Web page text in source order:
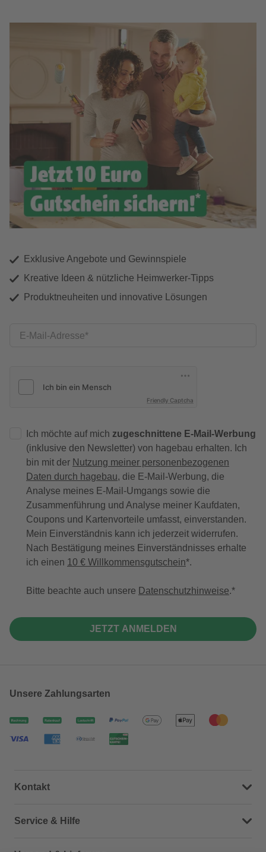
Exklusive Angebote und Gewinnspiele
Kreative Ideen & nützliche Heimwerker-Tipps
Produktneuheiten und innovative Lösungen
E-Mail-Adresse
Friendly Captcha
Ich möchte auf mich zugeschnittene E-Mail-Werbung
(inklusive den Newsletter) von hagebau erhalten. Ich
bin mit der Nutzung meiner personenbezogenen
Daten durch hagebau, die E-Mail-Werbung, die
Analyse meines E-Mail-Umgangs sowie die
Zusammenführung und Analyse meiner Kaufdaten,
Coupons und Kartenvorteile umfasst, einverstanden.
Mein Einverständnis kann ich jederzeit widerrufen.
Nach Bestätigung meines Einverständnisses erhalte
ich einen 10 € Willkommensgutschein*.
Bitte beachte auch unsere Datenschutzhinweise.
JETZT ANMELDEN
Unsere Zahlungsarten
Kontakt
Dein Kontakt zu uns
Service & Hilfe